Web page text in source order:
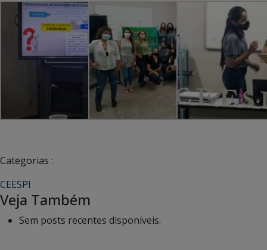
Categorias :
CEESPI
Veja Também
Sem posts recentes disponíveis.